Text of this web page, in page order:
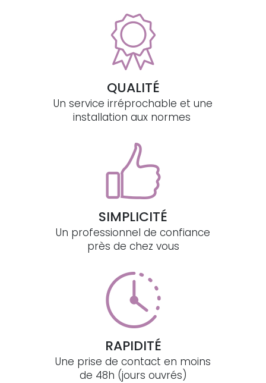
QUALITÉ
Un service irréprochable et une
installation aux normes
SIMPLICITÉ
Un professionnel de confiance
près de chez vous
RAPIDITÉ
Une prise de contact en moins
de 48h (jours ouvrés)